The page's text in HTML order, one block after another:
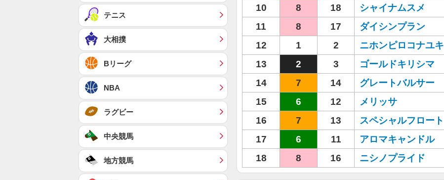
10
8 18 シャイナムスメ
11
8 17 ダイシンプラン
12
1 2 ニホンピロコナユキ
13
2 3 ゴールドキリシマ
14
7 14 グレートバルサー
15
6 12 メリッサ
16
7 13 スペシャルフロート
17
6 11 アロマキャンドル
18
8 16 ニシノプライド
テニス
大相撲
Bリーグ
NBA
ラグビー
中央競馬
地方競馬